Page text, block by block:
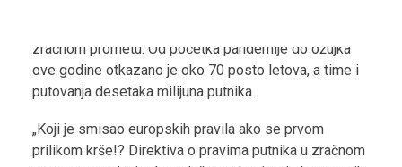
zračnom prometu. Od početka pandemije do ožujka
ove godine otkazano je oko 70 posto letova, a time i
putovanja desetaka milijuna putnika.
„Koji je smisao europskih pravila ako se prvom
prilikom krše!? Direktiva o pravima putnika u zračnom